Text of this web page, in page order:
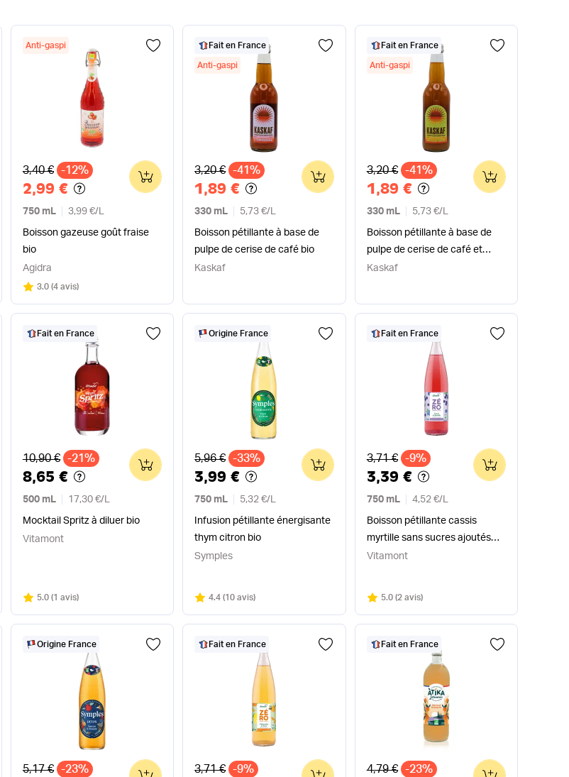
Anti-gaspi
Ancien prix
3,40 € -12%
2,99 €
750 mL 3,99 €/L
Boisson gazeuse goût fraise
bio
0
Agidra
Note
3.0 sur 5
(4 avis)
Fait en France
Anti-gaspi
Ancien prix
3,20 € -41%
1,89 €
330 mL 5,73 €/L
Boisson pétillante à base de
pulpe de cerise de café bio
0
Kaskaf
Fait en France
Anti-gaspi
Ancien prix
3,20 € -41%
1,89 €
330 mL 5,73 €/L
Boisson pétillante à base de
pulpe de cerise de café et
gingembre bio
0
Kaskaf
Fait en France
Ancien prix
10,90 € -21%
8,65 €
500 mL 17,30 €/L
Mocktail Spritz à diluer bio
0
Vitamont
Note
5.0 sur 5
(1 avis)
Origine France
Ancien prix
5,96 € -33%
3,99 €
750 mL 5,32 €/L
Infusion pétillante énergisante
thym citron bio
0
Symples
Note
4.4sur 5
(10 avis)
Fait en France
Ancien prix
3,71 € -9%
3,39 €
750 mL 4,52 €/L
Boisson pétillante cassis
myrtille sans sucres ajoutés
bio
0
Vitamont
Note
5.0 sur 5
(2 avis)
Origine France
Ancien prix
5,17 € -23% 0
Fait en France
Ancien prix
3,71 € -9% 0
Fait en France
Ancien prix
4,79 € -23% 0